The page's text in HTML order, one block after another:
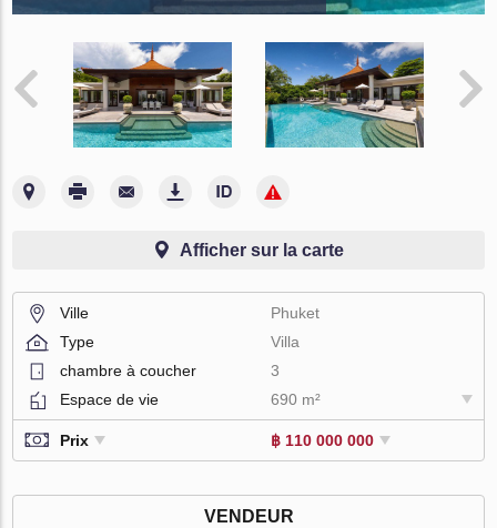
Afficher sur la carte
Ville
Phuket
Type
Villa
chambre à coucher
3
Espace de vie
690 m²
Prix ฿ 110 000 000
VENDEUR